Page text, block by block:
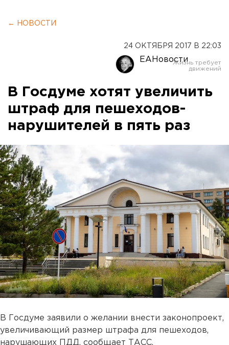
← НОВОСТИ
24 ОКТЯБРЯ 2017 В 22:03
ЕАНовости
В Госдуме хотят увеличить
штраф для пешеходов-
нарушителей в пять раз
В Госдуме заявили о желании внести законопроект,
увеличивающий размер штрафа для пешеходов,
нарушающих ПДД, сообщает ТАСС.